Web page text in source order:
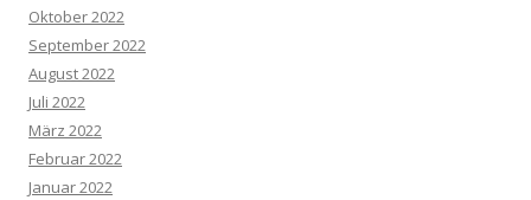
Oktober 2022
September 2022
August 2022
Juli 2022
März 2022
Februar 2022
Januar 2022